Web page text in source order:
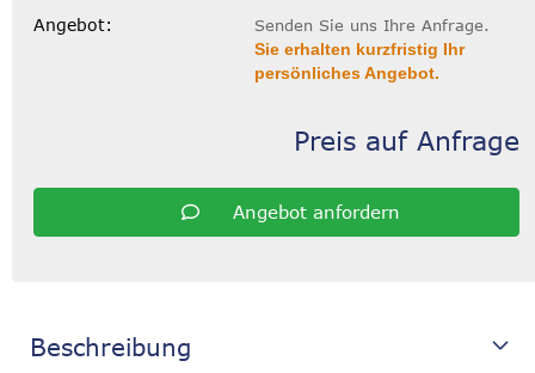
Angebot:
Senden Sie uns Ihre Anfrage.
Sie erhalten kurzfristig Ihr
persönliches Angebot.
Preis auf Anfrage
Angebot anfordern
Beschreibung